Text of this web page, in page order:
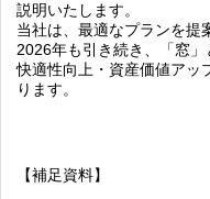
説明いたします。
当社は、 最適なプランを提
2026年も引き続き、「窓
快適性向上・資産価値アッ
ります。
【補足資料】